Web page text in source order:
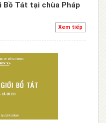
Bồ Tát tại chùa Pháp
Xem tiếp